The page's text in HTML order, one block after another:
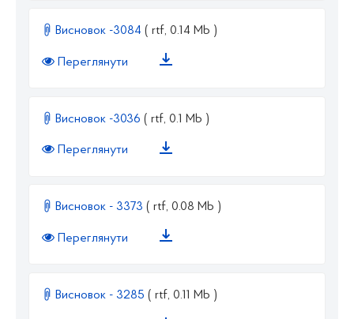
Висновок -3084 ( rtf, 0.14 Mb )
Переглянути
Висновок -3036 ( rtf, 0.1 Mb )
Переглянути
Висновок - 3373 ( rtf, 0.08 Mb )
Переглянути
Висновок - 3285 ( rtf, 0.11 Mb )